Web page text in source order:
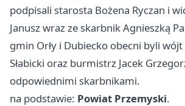
podpisali starosta Bożena Ryczan i
Janusz wraz ze skarbnik Agnieszką
gmin Orły i Dubiecko obecni byli wójt
Słabicki oraz burmistrz Jacek
odpowiednimi skarbnikami.
na podstawie: Powiat Przemyski.